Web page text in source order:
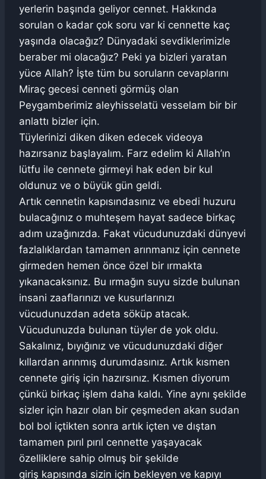
yerlerin başında geliyor cennet. Hakkında
sorulan o kadar çok soru var ki cennette kaç
yaşında olacağız? Dünyadaki sevdiklerimizle
beraber mi olacağız? Peki ya bizleri yaratan
yüce Allah? İşte tüm bu soruların cevaplarını
Miraç gecesi cenneti görmüş olan
Peygamberimiz aleyhisselatü vesselam bir bir
anlattı bizler için.
Tüylerinizi diken diken edecek videoya
hazırsanız başlayalım. Farz edelim ki Allah’ın
lütfu ile cennete girmeyi hak eden bir kul
oldunuz ve o büyük gün geldi.
Artık cennetin kapısındasınız ve ebedi huzuru
bulacağınız o muhteşem hayat sadece birkaç
adım uzağınızda. Fakat vücudunuzdaki dünyevi
fazlalıklardan tamamen arınmanız için cennete
girmeden hemen önce özel bir ırmakta
yıkanacaksınız. Bu ırmağın suyu sizde bulunan
insani zaaflarınızı ve kusurlarınızı
vücudunuzdan adeta söküp atacak.
Vücudunuzda bulunan tüyler de yok oldu.
Sakalınız, bıyığınız ve vücudunuzdaki diğer
kıllardan arınmış durumdasınız. Artık kısmen
cennete giriş için hazırsınız. Kısmen diyorum
çünkü birkaç işlem daha kaldı. Yine aynı şekilde
sizler için hazır olan bir çeşmeden akan sudan
bol bol içtikten sonra artık içten ve dıştan
tamamen pırıl pırıl cennette yaşayacak
özelliklere sahip olmuş bir şekilde
giriş kapısında sizin için bekleyen ve kapıyı